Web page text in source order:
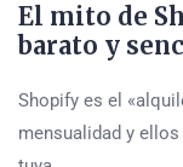
El mito de
barato y
Shopify es el
mensualidad y